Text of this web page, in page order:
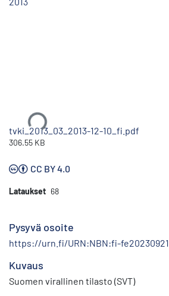
Ladataan...
tvki_2013_03_2013-12-10_fi.pdf
306.55 KB
CC BY 4.0
Lataukset 68
Pysyvä osoite
https://urn.fi/URN:NBN:fi-
Kuvaus
Suomen virallinen tilasto (SVT)